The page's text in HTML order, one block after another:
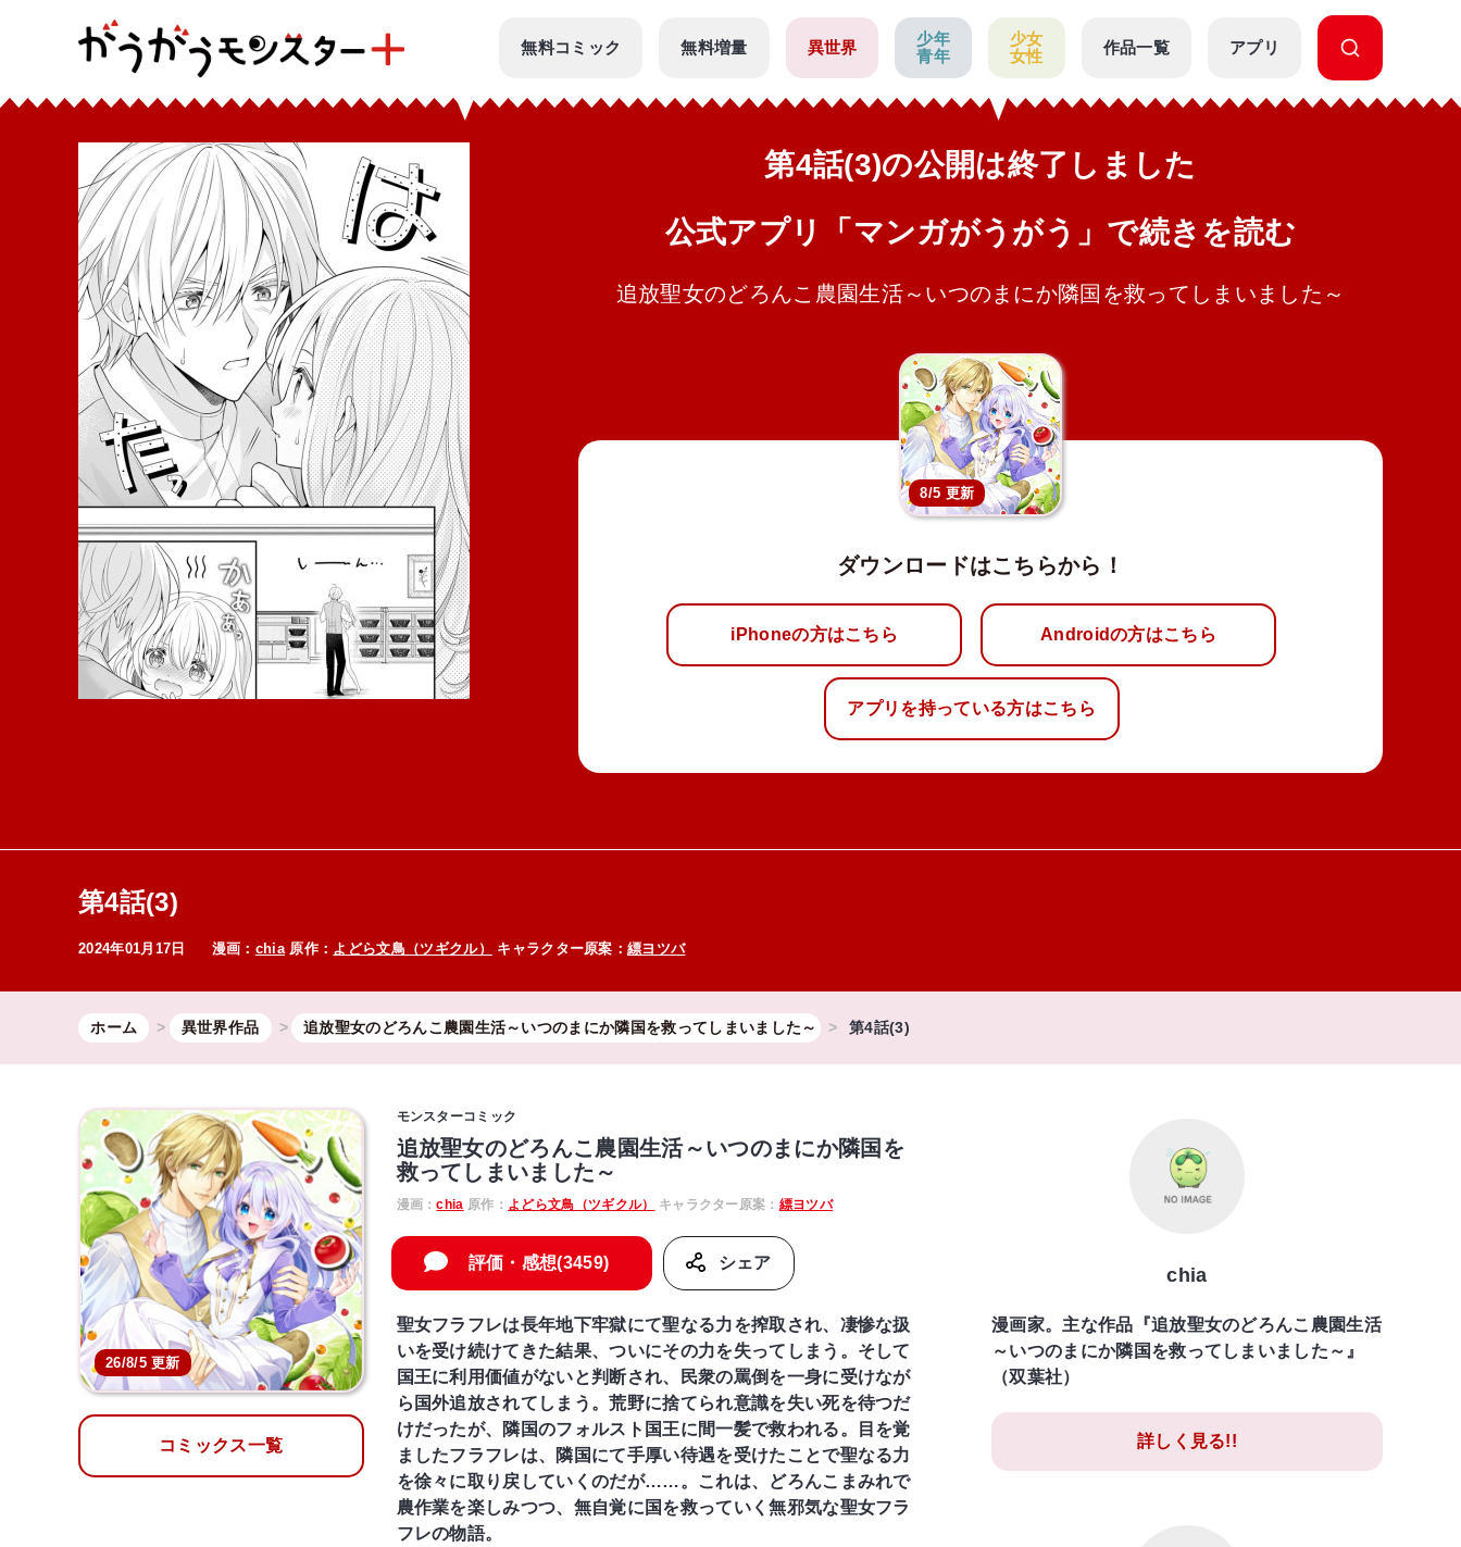
無料コミック 無料増量 異世界
少年
青年
少女
女性
作品一覧 アプリ
第4話(3)の公開は終了しました
公式アプリ「マンガがうがう」で続きを読む
追放聖女のどろんこ農園生活～いつのまにか隣国を救ってしまいました～
8/5 更新
ダウンロードはこちらから！
iPhoneの方はこちら Androidの方はこちら
アプリを持っている方はこちら
第4話(3)
2024年01月17日 漫画： chia原作： よどら文鳥（ツギクル） キャラクター原案：縹ヨツバ
ホーム 異世界作品 追放聖女のどろんこ農園生活～いつのまにか隣国を救ってしまいました～ 第4話(3)
26/8/5 更新
コミックス一覧
モンスターコミック
追放聖女のどろんこ農園生活～いつのまにか隣国を
救ってしまいました～
漫画：chia 原作： よどら文鳥（ツギクル） キャラクター原案： 縹ヨツバ
評価・感想(3459) シェア
聖女フラフレは長年地下牢獄にて聖なる力を搾取され、凄惨な扱
いを受け続けてきた結果、ついにその力を失ってしまう。そして
国王に利用価値がないと判断され、民衆の罵倒を一身に受けなが
ら国外追放されてしまう。荒野に捨てられ意識を失い死を待つだ
けだったが、隣国のフォルスト国王に間一髪で救われる。目を覚
ましたフラフレは、隣国にて手厚い待遇を受けたことで聖なる力
を徐々に取り戻していくのだが……。これは、どろんこまみれで
農作業を楽しみつつ、無自覚に国を救っていく無邪気な聖女フラ
フレの物語。
chia
漫画家。主な作品『追放聖女のどろんこ農園生活
～いつのまにか隣国を救ってしまいました～』
（双葉社）
詳しく見る!!